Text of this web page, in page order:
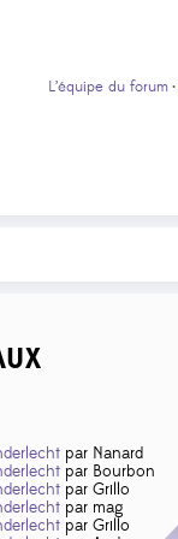
L’équipe du forum •
par Nanard
par Bourbon
par Grillo
par mag
par Grillo